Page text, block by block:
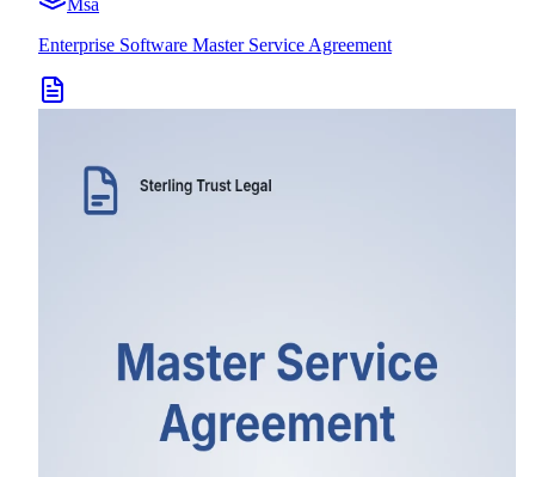
Enterprise Software Master Service Agreement